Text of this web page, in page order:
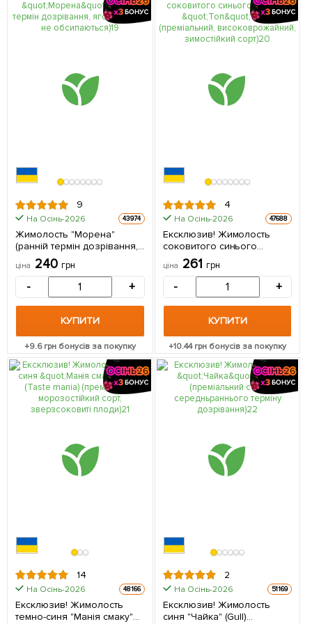
9
На Осінь-2026 43974
Жимолость "Морена"
(ранній термін дозрівання,
ягоди з куща не
обсипаються) 1 саджанець
ціна 240 грн
- +
КУПИТИ
+9.6грн бонусів за покупку
4
На Осінь-2026 47688
Ексклюзив! Жимолость
соковитого синього
кольору "Топ" (Top)
(преміальний,
високоврожайний,
зимостійкий сорт) 1
саджанець в упаковці
ціна 261 грн
- +
КУПИТИ
+10.44грн бонусів за покупку
14
На Осінь-2026 48166
Ексклюзив! Жимолость
темно-синя "Манія смаку"
2
На Осінь-2026 51169
Ексклюзив! Жимолость
синя "Чайка" (Gull)